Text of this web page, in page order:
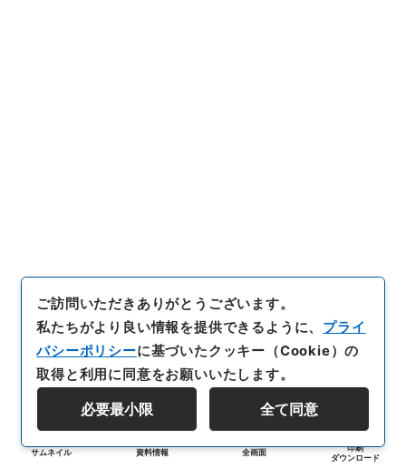
サムネイル 資料情報 全画面
印刷
ダウンロード
ご訪問いただきありがとうございます。
私たちがより良い情報を提供できるように、 プライ
バシーポリシーに基づいたクッキー（Cookie）の
取得と利用に同意をお願いいたします。
必要最小限 全て同意